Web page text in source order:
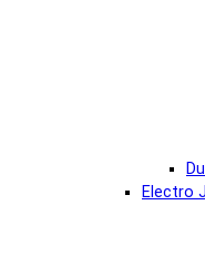
Electro